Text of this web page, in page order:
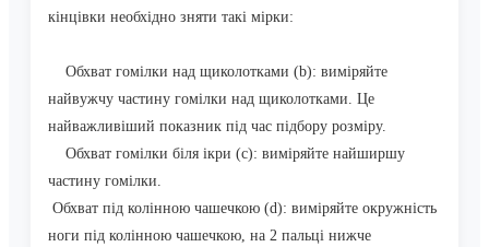
кінцівки необхідно зняти такі мірки:
Обхват гомілки над щиколотками (b): виміряйте
найвужчу частину гомілки над щиколотками. Це
найважливіший показник під час підбору розміру.
Обхват гомілки біля ікри (c): виміряйте найширшу
частину гомілки.
Обхват під колінною чашечкою (d): виміряйте окружність
ноги під колінною чашечкою, на 2 пальці нижче